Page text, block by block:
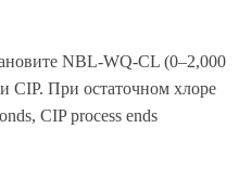
NBL-WQ-CL (0–2,000
CIP. При остаточном хлоре
CIP process ends